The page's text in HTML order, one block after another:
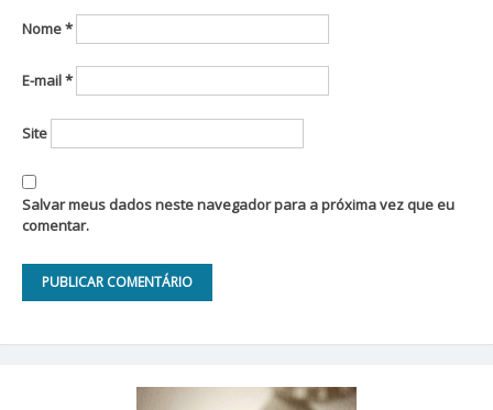
Nome*
E-mail*
Site
Salvar meus dados neste navegador para a próxima vez que eu
comentar.